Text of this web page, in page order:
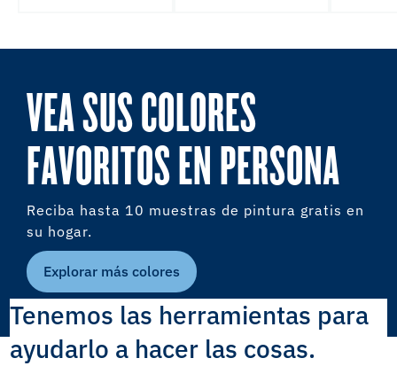
VEA SUS COLORES
FAVORITOS EN PERSONA
Reciba hasta 10 muestras de pintura gratis en
su hogar.
Explorar más colores
Tenemos las herramientas para
ayudarlo a hacer las cosas.